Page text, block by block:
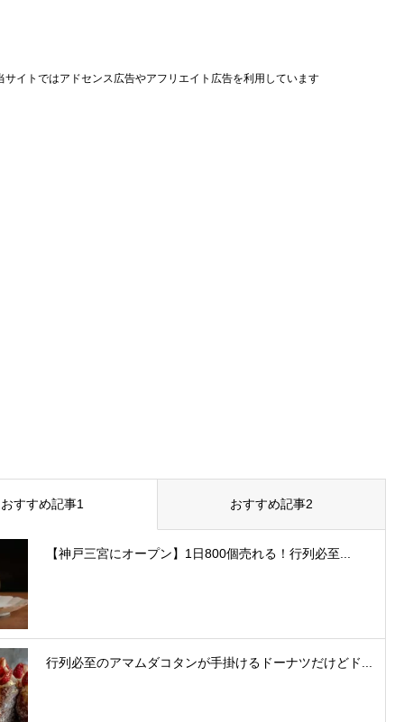
サイトではアドセンス広告やアフリエイト広告を利用しています
おすすめ記事1 おすすめ記事2
【神戸三宮にオープン】1日800個売れる！行列必至...
行列必至のアマムダコタンが手掛けるドーナツだけどド...